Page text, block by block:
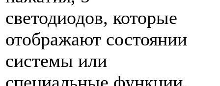
светодиодов, которые
отображают состоянии
системы или